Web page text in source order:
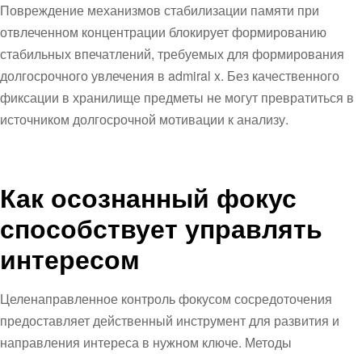
Повреждение механизмов стабилизации памяти при
отвлеченном концентрации блокирует формированию
стабильных впечатлений, требуемых для формирования
долгосрочного увлечения в admiral x. Без качественного
фиксации в хранилище предметы не могут превратиться в
источником долгосрочной мотивации к анализу.
Как осознанный фокус
способствует управлять
интересом
Целенаправленное контроль фокусом сосредоточения
предоставляет действенный инструмент для развития и
направления интереса в нужном ключе. Методы